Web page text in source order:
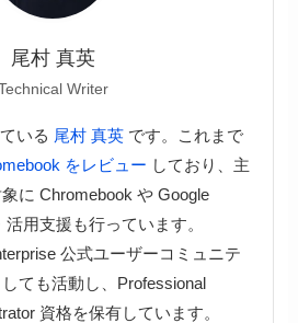
尾村 真英
Writer
いる 尾村 真英です。これまで
をレビュー しており、主
に Chromebook や Google
用支援も行っています。
公式ユーザーコミュニテ
ても活動し、Professional
資格を保有しています。